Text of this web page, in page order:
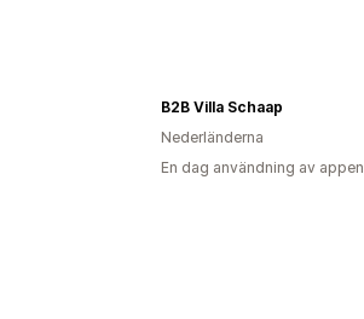
B2B Villa Schaap
Nederländerna
En dag användning av appen